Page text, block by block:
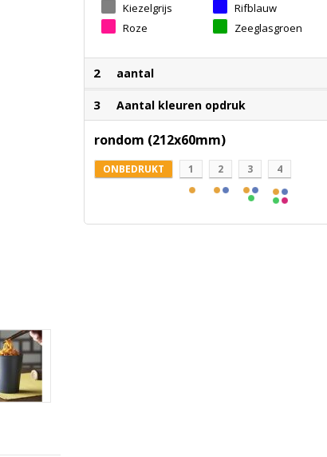
Kiezelgrijs
Rifblauw
Roze
Zeeglasgroen
2 aantal
3 Aantal kleuren opdruk
rondom (212x60mm)
ONBEDRUKT 1 2 3 4